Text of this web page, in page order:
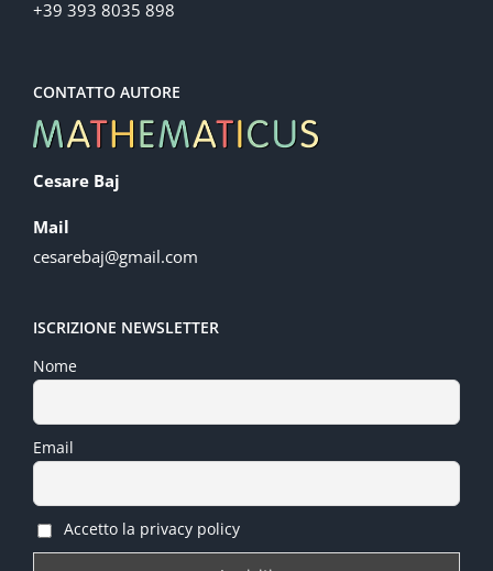
+39 393 8035 898
CONTATTO AUTORE
Cesare Baj
Mail
cesarebaj@gmail.com
ISCRIZIONE NEWSLETTER
Nome
Email
Accetto la privacy policy